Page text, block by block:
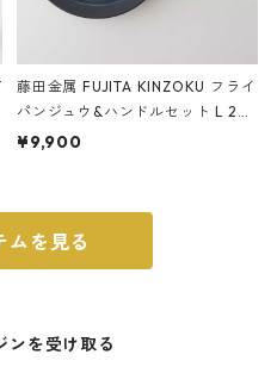
藤田金属 FUJITA KINZOKU フライ
パンジュウ&ハンドルセット L 24c
m ガス火・IH対応 鉄フライパン
¥9,900
ムを見る
ンを受け取る